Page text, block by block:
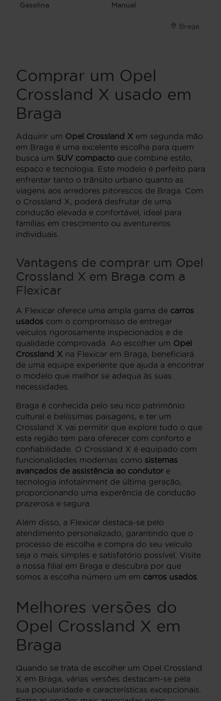
Gasolina
Manual
Braga
Comprar um Opel
Crossland X usado em
Braga
Adquirir um Opel Crossland X em segunda mão
em Braga é uma excelente escolha para quem
busca um SUV compacto que combine estilo,
espaço e tecnologia. Este modelo é perfeito para
enfrentar tanto o trânsito urbano quanto as
viagens aos arredores pitorescos de Braga. Com
o Crossland X, poderá desfrutar de uma
condução elevada e confortável, ideal para
famílias em crescimento ou aventureiros
individuais.
Vantagens de comprar um Opel
Crossland X em Braga com a
Flexicar
A Flexicar oferece uma ampla gama de carros
usados com o compromisso de entregar
veículos rigorosamente inspecionados e de
qualidade comprovada. Ao escolher um Opel
Crossland X na Flexicar em Braga, beneficiará
de uma equipe experiente que ajuda a encontrar
o modelo que melhor se adequa às suas
necessidades.
Braga é conhecida pelo seu rico patrimônio
cultural e belíssimas paisagens, e ter um
Crossland X vai permitir que explore tudo o que
esta região tem para oferecer com conforto e
confiabilidade. O Crossland X é equipado com
funcionalidades modernas como sistemas
avançados de assistência ao condutore
tecnologia infotainment de última geração,
proporcionando uma experência de condução
prazerosa e segura.
Além disso, a Flexicar destaca-se pelo
atendimento personalizado, garantindo que o
processo de escolha e compra do seu veículo
seja o mais simples e satisfatório possível. Visite
a nossa filial em Braga e descubra por que
somos a escolha número um em carros usados
Melhores versões do
Opel Crossland X em
Braga
Quando se trata de escolher um Opel Crossland
X em Braga, várias versões destacam-se pela
sua popularidade e características excepcionais.